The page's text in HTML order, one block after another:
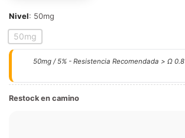
Nivel: 50mg
50mg
50mg / 5% - Resistencia Recomendada > Ω 0.8
Restock en camino